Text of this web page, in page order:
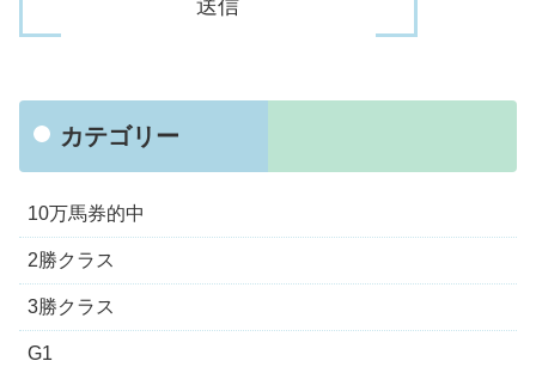
カテゴリー
10万馬券的中
2勝クラス
3勝クラス
G1